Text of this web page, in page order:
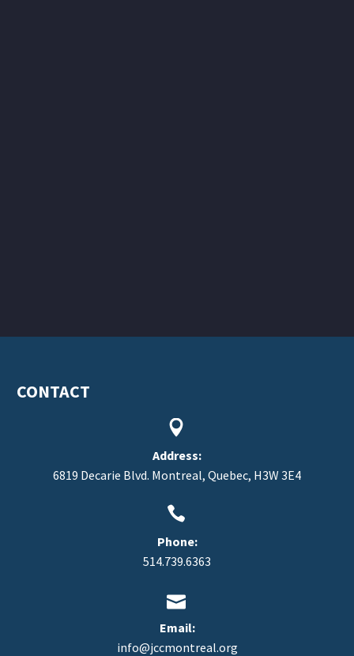
CONTACT


Address:
6819 Decarie Blvd. Montreal, Quebec, H3W 3E4


Phone:
514.739.6363


Email:
info@jccmontreal.org